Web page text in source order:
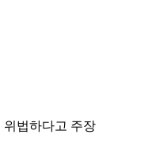
위법하다고 주장